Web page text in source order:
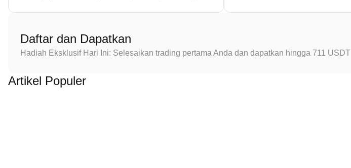
Daftar dan Dapatkan
Hadiah Eksklusif Hari Ini: Selesaikan trading pertama Anda dan dapatkan hingga 711 USDT
Artikel Populer